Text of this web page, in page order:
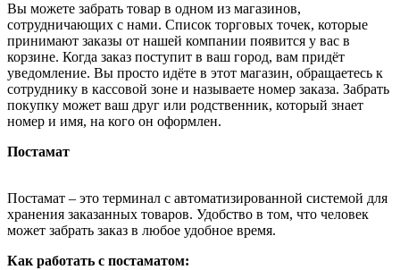
Вы можете забрать товар в одном из магазинов,
сотрудничающих с нами. Список торговых точек, которые
принимают заказы от нашей компании появится у вас в
корзине. Когда заказ поступит в ваш город, вам придёт
уведомление. Вы просто идёте в этот магазин, обращаетесь к
сотруднику в кассовой зоне и называете номер заказа. Забрать
покупку может ваш друг или родственник, который знает
номер и имя, на кого он оформлен.
Постамат
Постамат – это терминал с автоматизированной системой для
хранения заказанных товаров. Удобство в том, что человек
может забрать заказ в любое удобное время.
Как работать с постаматом: